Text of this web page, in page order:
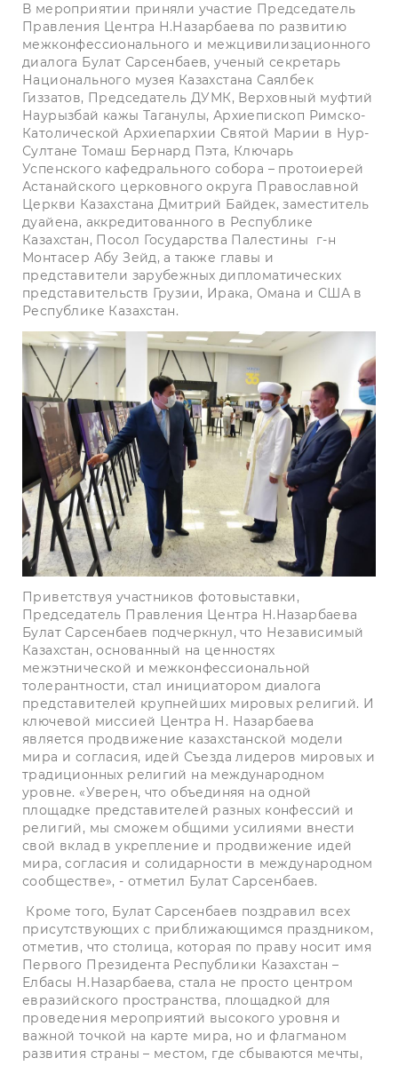
В мероприятии приняли участие Председатель
Правления Центра Н.Назарбаева по развитию
межконфессионального и межцивилизационного
диалога Булат Сарсенбаев, ученый секретарь
Национального музея Казахстана Саялбек
Гиззатов, Председатель ДУМК, Верховный муфтий
Наурызбай кажы Таганулы, Архиепископ Римско-
Католической Архиепархии Святой Марии в Нур-
Султане Томаш Бернард Пэта, Ключарь
Успенского кафедрального собора – протоиерей
Астанайского церковного округа Православной
Церкви Казахстана Дмитрий Байдек, заместитель
дуайена, аккредитованного в Республике
Казахстан, Посол Государства Палестины г-н
Монтасер Абу Зейд, а также главы и
представители зарубежных дипломатических
представительств Грузии, Ирака, Омана и США в
Республике Казахстан.
Приветствуя участников фотовыставки,
Председатель Правления Центра Н.Назарбаева
Булат Сарсенбаев подчеркнул, что Независимый
Казахстан, основанный на ценностях
межэтнической и межконфессиональной
толерантности, стал инициатором диалога
представителей крупнейших мировых религий. И
ключевой миссией Центра Н. Назарбаева
является продвижение казахстанской модели
мира и согласия, идей Съезда лидеров мировых и
традиционных религий на международном
уровне. «Уверен, что объединяя на одной
площадке представителей разных конфессий и
религий, мы сможем общими усилиями внести
свой вклад в укрепление и продвижение идей
мира, согласия и солидарности в международном
сообществе», - отметил Булат Сарсенбаев.
Кроме того, Булат Сарсенбаев поздравил всех
присутствующих с приближающимся праздником,
отметив, что столица, которая по праву носит имя
Первого Президента Республики Казахстан –
Елбасы Н.Назарбаева, стала не просто центром
евразийского пространства, площадкой для
проведения мероприятий высокого уровня и
важной точкой на карте мира, но и флагманом
развития страны – местом, где сбываются мечты,